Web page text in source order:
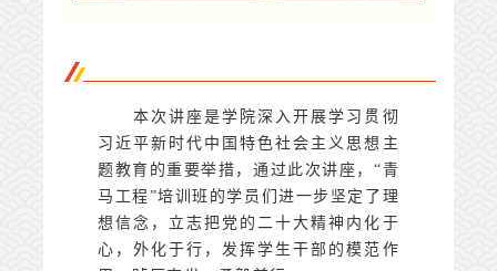
本次讲座是学院深入开展学习贯彻
习近平新时代中国特色社会主义思想主
题教育的重要举措，通过此次讲座，“青
马工程”培训班的学员们进一步坚定了理
想信念，立志把党的二十大精神内化于
心，外化于行，发挥学生干部的模范作